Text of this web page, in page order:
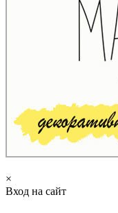
×
Вход на сайт